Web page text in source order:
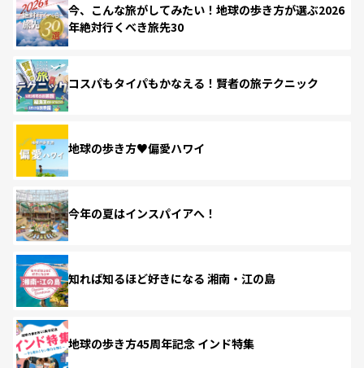
今、こんな旅がしてみたい！地球の歩き方が選ぶ2026
年絶対行くべき旅先30
コスパもタイパもかなえる！賢者の旅テクニック
地球の歩き方♥偏愛ハワイ
今年の夏はインスパイアへ！
知れば知るほど好きになる 湘南・江の島
地球の歩き方45周年記念 インド特集